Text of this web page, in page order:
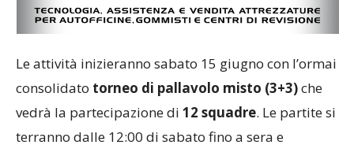
Le attività inizieranno sabato 15 giugno con l’ormai
consolidatotorneo di pallavolo misto (3+3)che
vedrà la partecipazione di12 squadre. Le partite si